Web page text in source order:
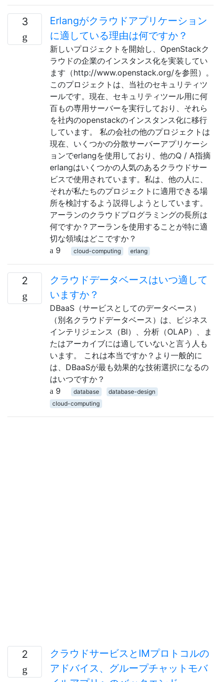
3
Erlangがクラウドアプリケーション
に適している理由は何ですか？
新しいプロジェクトを開始し、OpenStackク
ラウドの企業のインスタンス化を実装してい
ます（http://www.openstack.org/を参照）。
このプロジェクトは、当社のセキュリティツ
ールです。現在、セキュリティツール用に何
百もの専用サーバーを実行しており、それら
を社内のopenstackのインスタンス化に移行
しています。 私の会社の他のプロジェクトは
現在、いくつかの分散サーバーアプリケーシ
ョンでerlangを使用しており、他のQ / A指摘
erlangはいくつかの人気のあるクラウドサー
ビスで使用されています。私は、他の人に、
それが私たちのプロジェクトに適用できる場
所を検討するよう説得しようとしています。
アーランのクラウドプログラミングの長所は
何ですか？アーランを使用することが特に適
切な領域はどこですか？
9
cloud-computing erlang
2
クラウドデータベースはいつ適して
いますか？
DBaaS（サービスとしてのデータベース）
（別名クラウドデータベース）は、ビジネス
インテリジェンス（BI）、分析（OLAP）、ま
たはアーカイブには適していないと言う人も
います。 これは本当ですか？より一般的に
は、DBaaSが最も効果的な技術選択になるの
はいつですか？
9
database
database-design
cloud-computing
2
クラウドサービスとIMプロトコルの
アドバイス、グループチャットモバ